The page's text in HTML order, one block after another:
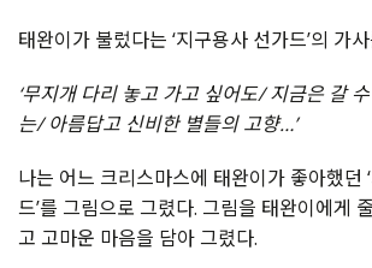
태완이가 불렀다는 ‘지구용사 선가드’의 가
‘무지개 다리 놓고 가고 싶어도/ 지금은 갈
는/ 아름답고 신비한 별들의 고향…’
나는 어느 크리스마스에 태완이가 좋아했던
드’를 그림으로 그렸다. 그림을 태완이에게
고 고마운 마음을 담아 그렸다.